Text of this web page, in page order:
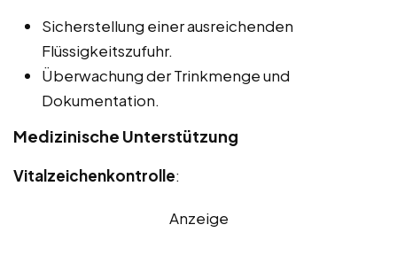
Sicherstellung einer ausreichenden
Flüssigkeitszufuhr.
Überwachung der Trinkmenge und
Dokumentation.
Medizinische Unterstützung
Vitalzeichenkontrolle:
Anzeige